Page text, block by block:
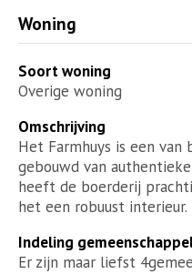
Woning
Soort woning
Overige woning
Omschrijving
Het Farmhuys is een van
gebouwd van
heeft de boerderij
het een robuust interieur.
Indeling
Er zijn maar liefst